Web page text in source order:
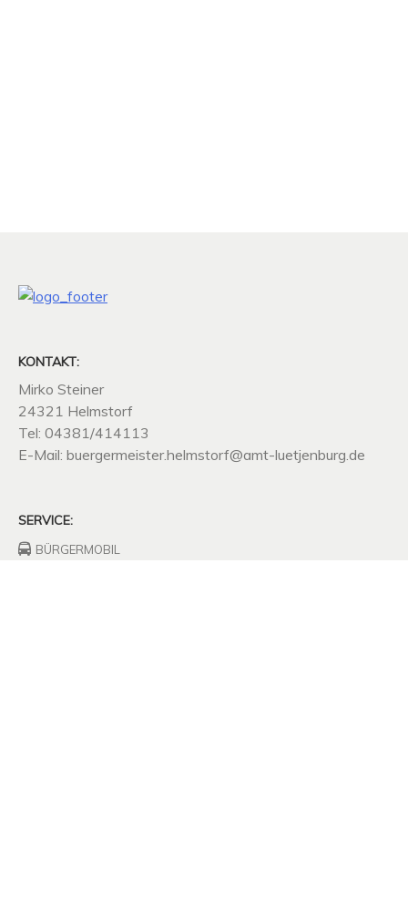
KONTAKT:
Mirko Steiner
24321 Helmstorf
Tel: 04381/414113
E-Mail: buergermeister.helmstorf@amt-luetjenburg.de
SERVICE:
BÜRGERMOBIL